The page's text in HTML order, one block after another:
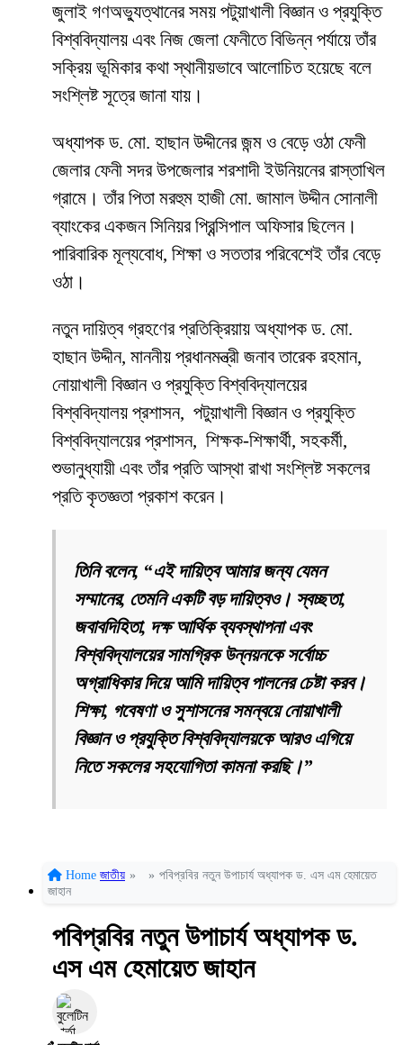
জুলাই গণঅভ্যুত্থানের সময় পটুয়াখালী বিজ্ঞান ও প্রযুক্তি
বিশ্ববিদ্যালয় এবং নিজ জেলা ফেনীতে বিভিন্ন পর্যায়ে তাঁর
সক্রিয় ভূমিকার কথা স্থানীয়ভাবে আলোচিত হয়েছে বলে
সংশ্লিষ্ট সূত্রে জানা যায়।
অধ্যাপক ড. মো. হাছান উদ্দীনের জন্ম ও বেড়ে ওঠা ফেনী
জেলার ফেনী সদর উপজেলার শরশাদী ইউনিয়নের রাস্তাখিল
গ্রামে। তাঁর পিতা মরহুম হাজী মো. জামাল উদ্দীন সোনালী
ব্যাংকের একজন সিনিয়র প্রিন্সিপাল অফিসার ছিলেন।
পারিবারিক মূল্যবোধ, শিক্ষা ও সততার পরিবেশেই তাঁর বেড়ে
ওঠা।
নতুন দায়িত্ব গ্রহণের প্রতিক্রিয়ায় অধ্যাপক ড. মো.
হাছান উদ্দীন, মাননীয় প্রধানমন্ত্রী জনাব তারেক রহমান,
নোয়াখালী বিজ্ঞান ও প্রযুক্তি বিশ্ববিদ্যালয়ের
বিশ্ববিদ্যালয় প্রশাসন, পটুয়াখালী বিজ্ঞান ও প্রযুক্তি
বিশ্ববিদ্যালয়ের প্রশাসন, শিক্ষক-শিক্ষার্থী, সহকর্মী,
শুভানুধ্যায়ী এবং তাঁর প্রতি আস্থা রাখা সংশ্লিষ্ট সকলের
প্রতি কৃতজ্ঞতা প্রকাশ করেন।
তিনি বলেন, “এই দায়িত্ব আমার জন্য যেমন
সম্মানের, তেমনি একটি বড় দায়িত্বও। স্বচ্ছতা,
জবাবদিহিতা, দক্ষ আর্থিক ব্যবস্থাপনা এবং
বিশ্ববিদ্যালয়ের সামগ্রিক উন্নয়নকে সর্বোচ্চ
অগ্রাধিকার দিয়ে আমি দায়িত্ব পালনের চেষ্টা করব।
শিক্ষা, গবেষণা ও সুশাসনের সমন্বয়ে নোয়াখালী
বিজ্ঞান ও প্রযুক্তি বিশ্ববিদ্যালয়কে আরও এগিয়ে
নিতে সকলের সহযোগিতা কামনা করছি।”
Home জাতীয় » » পবিপ্রবির নতুন উপাচার্য অধ্যাপক ড. এস এম হেমায়েত
জাহান
পবিপ্রবির নতুন উপাচার্য অধ্যাপক ড.
এস এম হেমায়েত জাহান